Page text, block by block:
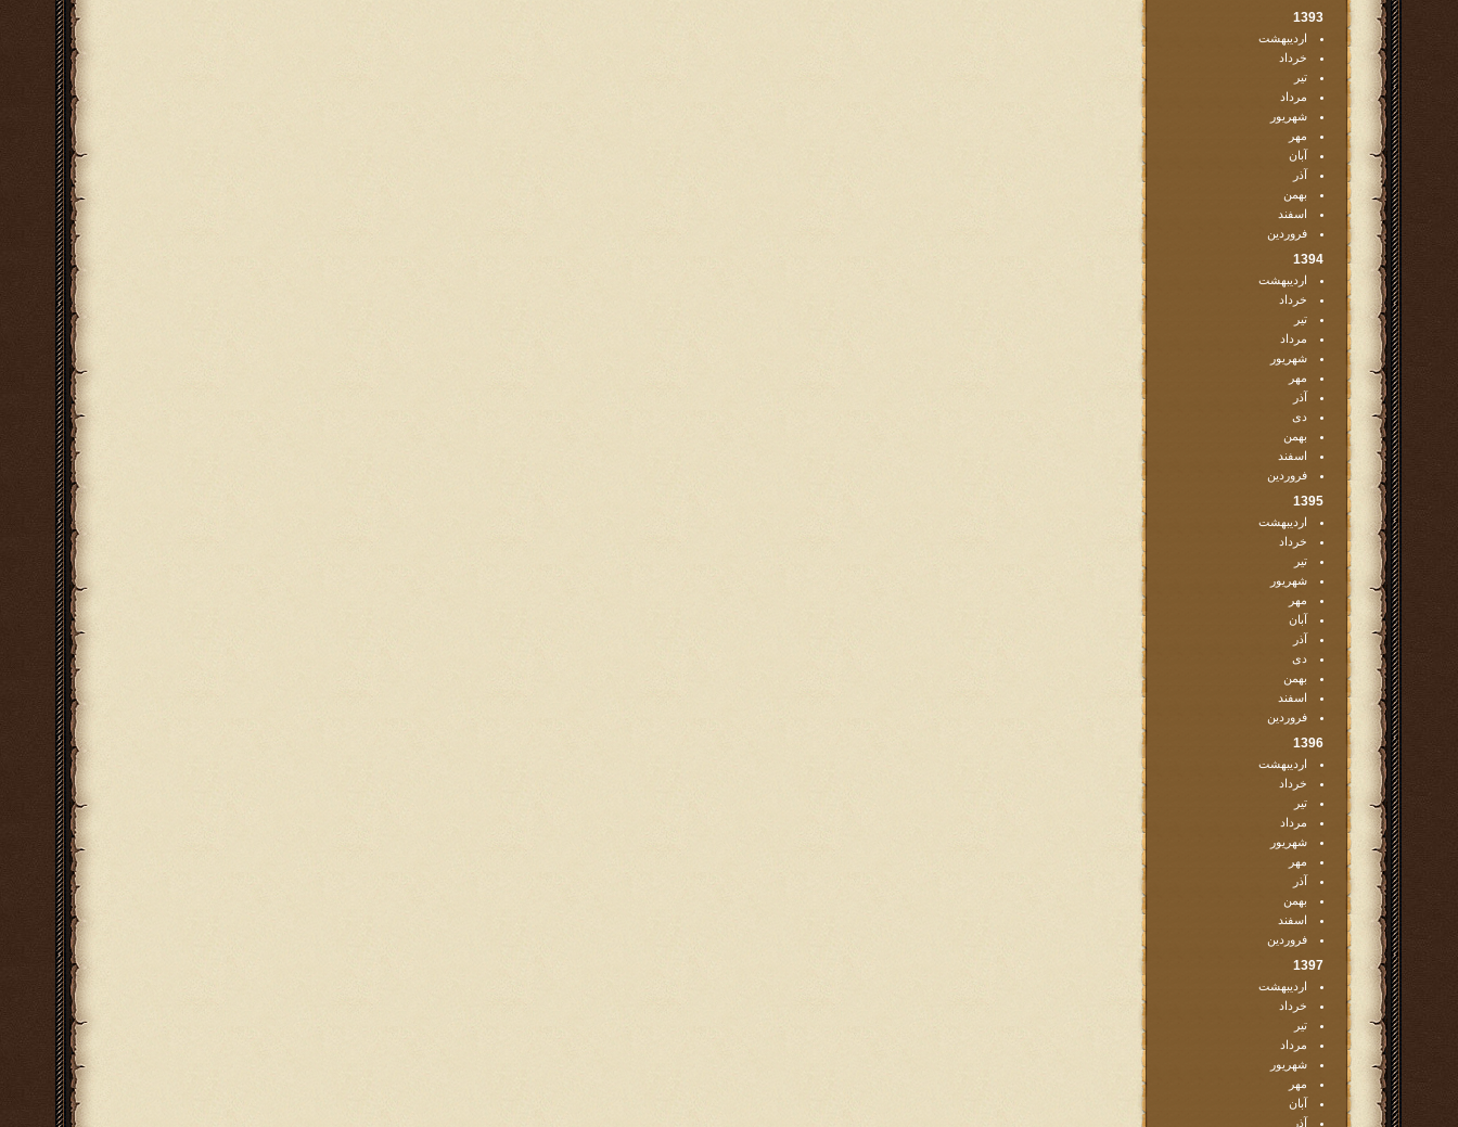
1393
اردیبهشت
خرداد
تیر
مرداد
شهریور
مهر
آبان
آذر
بهمن
اسفند
فروردین
1394
اردیبهشت
خرداد
تیر
مرداد
شهریور
مهر
آذر
دی
بهمن
اسفند
فروردین
1395
اردیبهشت
خرداد
تیر
شهریور
مهر
آبان
آذر
دی
بهمن
اسفند
فروردین
1396
اردیبهشت
خرداد
تیر
مرداد
شهریور
مهر
آذر
بهمن
اسفند
فروردین
1397
اردیبهشت
خرداد
تیر
مرداد
شهریور
مهر
آبان
آذر